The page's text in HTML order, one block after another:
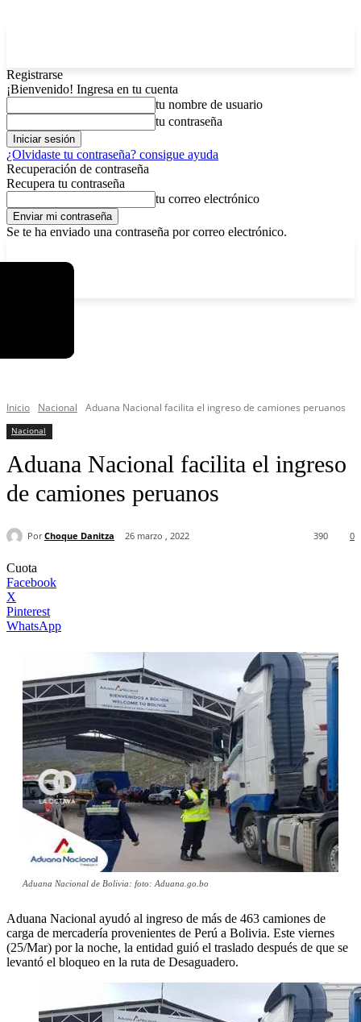
Registrarse
¡Bienvenido! Ingresa en tu cuenta
tu nombre de usuario
tu contraseña
¿Olvidaste tu contraseña? consigue ayuda
Recuperación de contraseña
Recupera tu contraseña
tu correo electrónico
Se te ha enviado una contraseña por correo electrónico.
Inicio Nacional Aduana Nacional facilita el ingreso de camiones peruanos
Nacional
Aduana Nacional facilita el ingreso
de camiones peruanos
Por Choque Danitza 26 marzo , 2022 0
390
Cuota
Facebook
X
Pinterest
WhatsApp
Aduana Nacional de Bolivia: foto: Aduana.go.bo
Aduana Nacional ayudó al ingreso de más de 463 camiones de
carga de mercadería provenientes de Perú a Bolivia. Este viernes
(25/Mar) por la noche, la entidad guió el traslado después de que se
levantó el bloqueo en la ruta de Desaguadero.